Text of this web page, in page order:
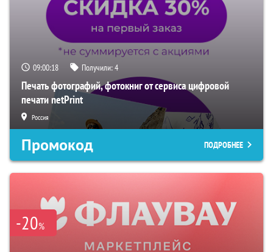
09:00:17 Получили:4
Печать фотографий, фотокниг от сервиса цифровой
печати netPrint
Россия
Промокод ПОДРОБНЕЕ
-20%